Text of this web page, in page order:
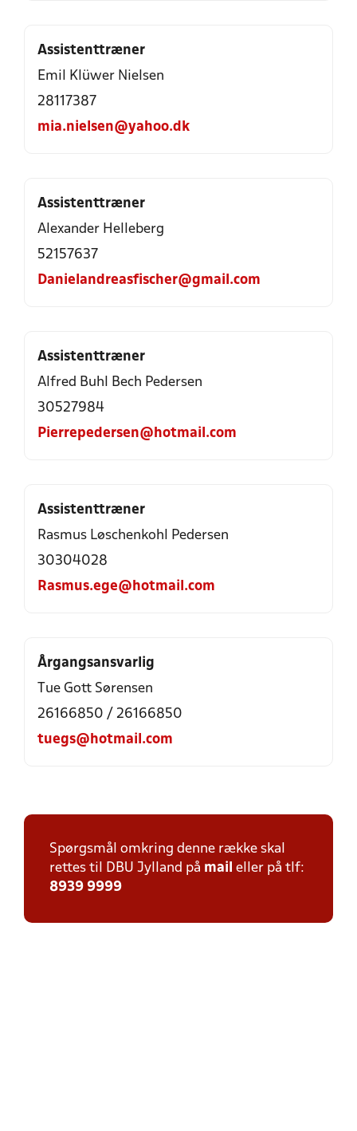
Assistenttræner
Emil Klüwer Nielsen
28117387
mia.nielsen@yahoo.dk
Assistenttræner
Alexander Helleberg
52157637
Danielandreasfischer@gmail.com
Assistenttræner
Alfred Buhl Bech Pedersen
30527984
Pierrepedersen@hotmail.com
Assistenttræner
Rasmus Løschenkohl Pedersen
30304028
Rasmus.ege@hotmail.com
Årgangsansvarlig
Tue Gott Sørensen
26166850 / 26166850
tuegs@hotmail.com
Spørgsmål omkring denne række skal
rettes til DBU Jylland på mail eller på tlf:
8939 9999